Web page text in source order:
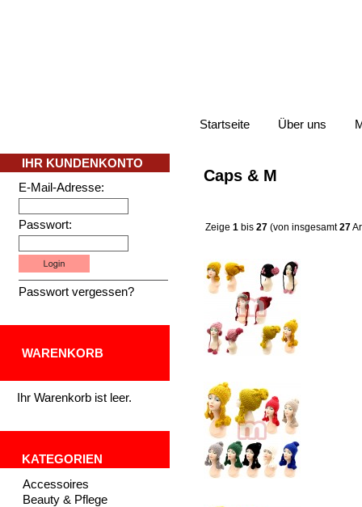
Startseite Über uns
IHR KUNDENKONTO
E-Mail-Adresse:
Passwort:
Passwort vergessen?
WARENKORB
Ihr Warenkorb ist leer.
KATEGORIEN
Accessoires
Beauty & Pflege
Caps & M
Zeige 1 bis 27 (von insgesamt27